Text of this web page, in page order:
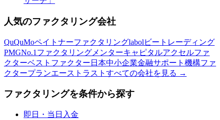
人気のファクタリング会社
QuQuMoペイトナーファクタリングlabol ビートレーディング
PMGNo.1ファクタリング メンターキャピタルアクセルファ
クターベストファクター 日本中小企業金融サポート機構ファ
クタープランエーストラスト すべての会社を見る →
ファクタリングを条件から探す
即日・当日入金